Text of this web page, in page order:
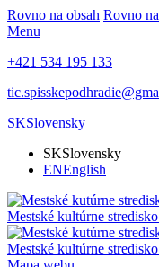
Rovno na obsah Rovno
Menu
+421 534 195 133
SKSlovensky
SKSlovensky
ENEnglish
Mestské kultúrne stredisko
Mestské kultúrne stredisko